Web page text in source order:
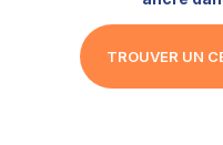
TROUVER UN